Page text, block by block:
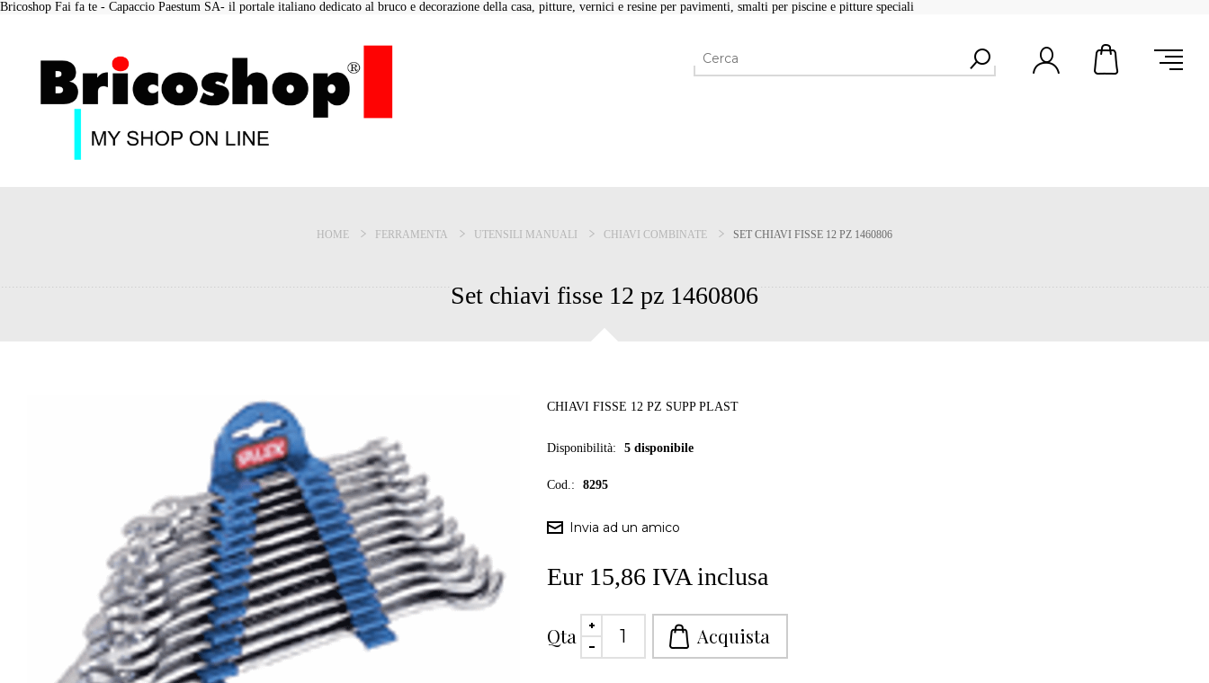
Bricoshop Fai fa te - Capaccio Paestum SA- il portale italiano dedicato al bruco e decorazione della casa, pitture, vernici e resine per pavimenti, smalti per piscine e pitture speciali
HOME FERRAMENTA UTENSILI MANUALI CHIAVI COMBINATE SET CHIAVI FISSE 12 PZ 1460806
Set chiavi fisse 12 pz 1460806
CHIAVI FISSE 12 PZ SUPP PLAST
Disponibilità: 5 disponibile
Cod.: 8295
Eur 15,86 IVA inclusa
Qta